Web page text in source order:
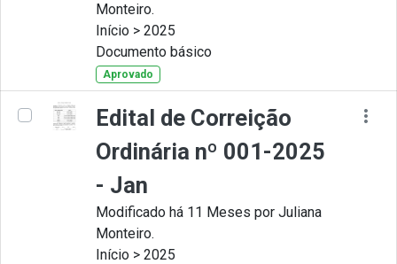
Monteiro.
Início > 2025
Documento básico
Aprovado
Edital de Correição
Ordinária nº 001-2025
- Jan
Modificado há 11 Meses por Juliana
Monteiro.
Início > 2025